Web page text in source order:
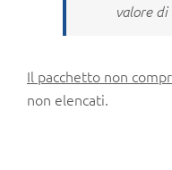
valore di
Il pacchetto non
non elencati.